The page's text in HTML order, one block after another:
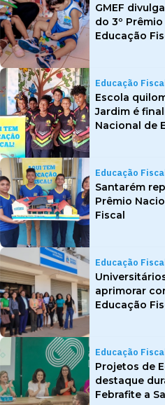
GMEF
do 3º
Educação
Educação
Escola
Jardim é
Nacional de
Educação
Santarém
Prêmio
Fiscal
Educação
aprimorar
Educação
Educação
Projetos de
destaque
Febrafite a